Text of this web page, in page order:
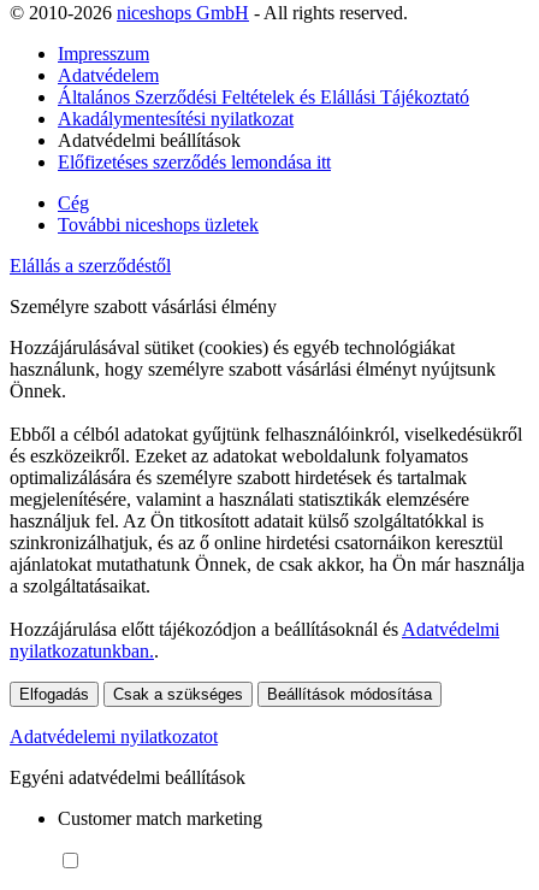
© 2010-2026 niceshops GmbH - All rights reserved.
Impresszum
Adatvédelem
Általános Szerződési Feltételek és Elállási Tájékoztató
Akadálymentesítési nyilatkozat
Adatvédelmi beállítások
Előfizetéses szerződés lemondása itt
Cég
További niceshops üzletek
Elállás a szerződéstől
Személyre szabott vásárlási élmény
Hozzájárulásával sütiket (cookies) és egyéb technológiákat
használunk, hogy személyre szabott vásárlási élményt nyújtsunk
Önnek.
Ebből a célból adatokat gyűjtünk felhasználóinkról, viselkedésükről
és eszközeikről. Ezeket az adatokat weboldalunk folyamatos
optimalizálására és személyre szabott hirdetések és tartalmak
megjelenítésére, valamint a használati statisztikák elemzésére
használjuk fel. Az Ön titkosított adatait külső szolgáltatókkal is
szinkronizálhatjuk, és az ő online hirdetési csatornáikon keresztül
ajánlatokat mutathatunk Önnek, de csak akkor, ha Ön már használja
a szolgáltatásaikat.
Hozzájárulása előtt tájékozódjon a beállításoknál és Adatvédelmi
nyilatkozatunkban..
Elfogadás Csak a szükséges Beállítások módosítása
Adatvédelemi nyilatkozatot
Egyéni adatvédelmi beállítások
Customer match marketing